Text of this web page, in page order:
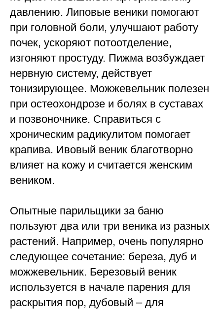
давлению. Липовые веники помогают
при головной боли, улучшают работу
почек, ускоряют потоотделение,
изгоняют простуду. Пижма возбуждает
нервную систему, действует
тонизирующее. Можжевельник полезен
при остеохондрозе и болях в суставах
и позвоночнике. Справиться с
хроническим радикулитом помогает
крапива. Ивовый веник благотворно
влияет на кожу и считается женским
веником.
Опытные парильщики за баню
пользуют два или три веника из разных
растений. Например, очень популярно
следующее сочетание: береза, дуб и
можжевельник. Березовый веник
используется в начале парения для
раскрытия пор, дубовый – для